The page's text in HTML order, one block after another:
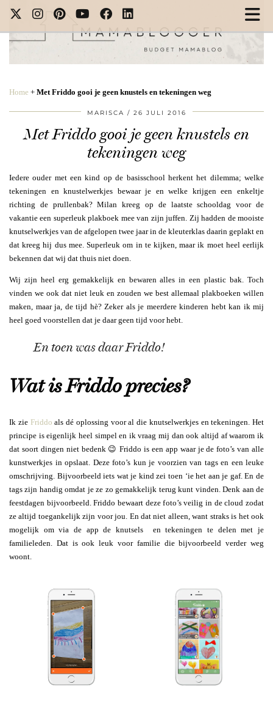
Home + Met Friddo gooi je geen knustels en tekeningen weg
MARISCA 26 JULI 2016
Met Friddo gooi je geen knustels en
tekeningen weg
Iedere ouder met een kind op de basisschool herkent het dilemma; welke
tekeningen en knustelwerkjes bewaar je en welke krijgen een enkeltje
richting de prullenbak? Milan kreeg op de laatste schooldag voor de
vakantie een superleuk plakboek mee van zijn juffen. Zij hadden de mooiste
knutselwerkjes van de afgelopen twee jaar in de kleuterklas daarin geplakt en
dat kreeg hij dus mee. Superleuk om in te kijken, maar ik moet heel eerlijk
bekennen dat wij dat thuis niet doen.
Wij zijn heel erg gemakkelijk en bewaren alles in een plastic bak. Toch
vinden we ook dat niet leuk en zouden we best allemaal plakboeken willen
maken, maar ja, de tijd hè? Zeker als je meerdere kinderen hebt kan ik mij
heel goed voorstellen dat je daar geen tijd voor hebt.
En toen was daar Friddo!
Wat is Friddo precies?
Ik zie Friddo als dé oplossing voor al die knutselwerkjes en tekeningen. Het
principe is eigenlijk heel simpel en ik vraag mij dan ook altijd af waarom ik
dat soort dingen niet bedenk 😉 Friddo is een app waar je de foto’s van alle
kunstwerkjes in opslaat. Deze foto’s kun je voorzien van tags en een leuke
omschrijving. Bijvoorbeeld iets wat je kind zei toen ‘ie het aan je gaf. En de
tags zijn handig omdat je ze zo gemakkelijk terug kunt vinden. Denk aan de
feestdagen bijvoorbeeld. Friddo bewaart deze foto’s veilig in de cloud zodat
ze altijd toegankelijk zijn voor jou. En dat niet alleen, want straks is het ook
mogelijk om via de app de knutsels en tekeningen te delen met je
familieleden. Dat is ook leuk voor familie die bijvoorbeeld verder weg
woont.